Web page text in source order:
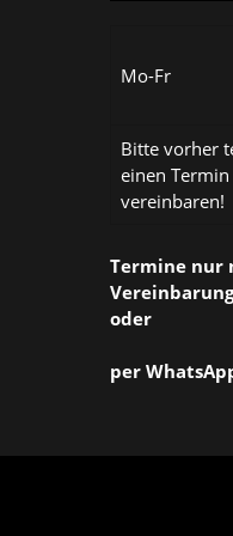
Mo-Fr
Bitte vorher
einen Termin
vereinbaren!
Termine nur
oder
per